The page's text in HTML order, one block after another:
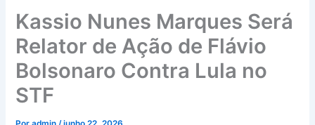
Kassio Nunes Marques Será
Relator de Ação de Flávio
Bolsonaro Contra Lula no
STF